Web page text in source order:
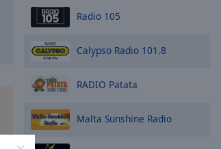
Radio 105
Calypso Radio 101.8
RADIO Patata
Malta Sunshine Radio